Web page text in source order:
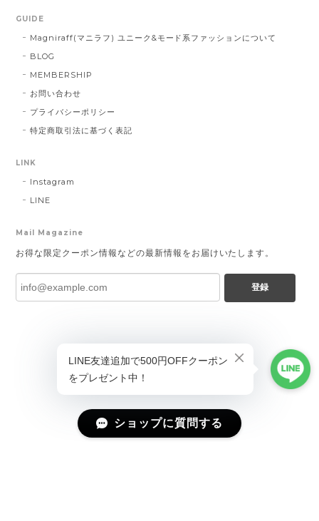
GUIDE
Magniraff(マニラフ) ユニーク&モード系ファッションについて
BLOG
MEMBERSHIP
お問い合わせ
プライバシーポリシー
特定商取引法に基づく表記
LINK
Instagram
LINE
Mail Magazine
お得な限定クーポン情報などの最新情報をお届けいたします。
登録
ショップに質問する